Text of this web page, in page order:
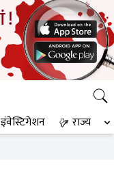
इंवेस्टिगेशन राज्य